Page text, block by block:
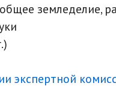
земледелие,
экспертной